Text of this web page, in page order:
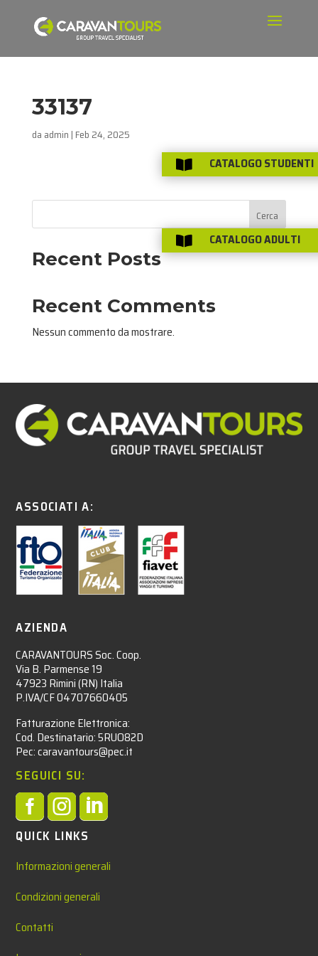
33137
da admin | Feb 24, 2025
Cerca
Recent Posts
Recent Comments
Nessun commento da mostrare.
ASSOCIATI A:
AZIENDA
CARAVANTOURS Soc. Coop.
Via B. Parmense 19
47923 Rimini (RN) Italia
P.IVA/CF 04707660405
Fatturazione Elettronica:
Cod. Destinatario: 5RUO82D
Pec: caravantours@pec.it
SEGUICI SU:

QUICK LINKS
Informazioni generali
Condizioni generali
Contatti
 CATALOGO STUDENTI
 CATALOGO ADULTI